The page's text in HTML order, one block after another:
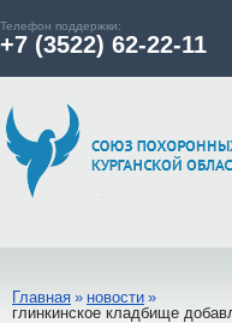
Телефон поддержки:
+7 (3522) 62-22-11
Главная » новости »
глинкинское кладбище